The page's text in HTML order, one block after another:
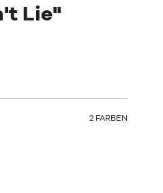
Lie"
OTHER
2 FARBEN